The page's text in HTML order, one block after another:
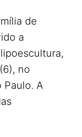
de
a
no
Paulo. A